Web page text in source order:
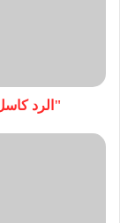
"الرد